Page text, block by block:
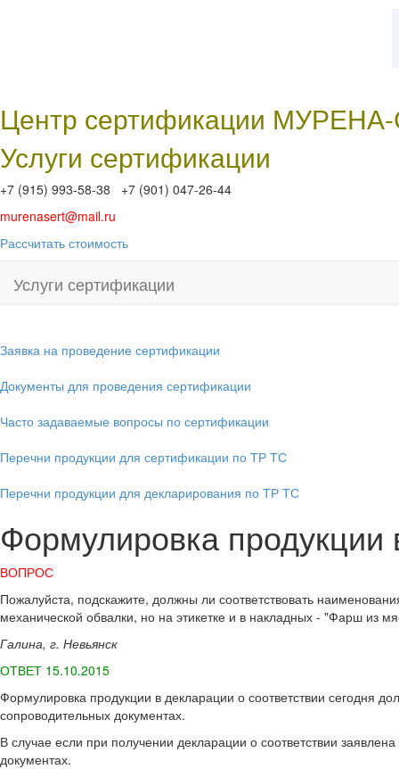
Центр сертификации
Услуги сертификации
+7 (915) 993-58-38 +7 (901) 047-26-44
murenasert@mail.ru
Рассчитать стоимость
Услуги сертификации
Заявка на проведение сертификации
Документы для проведения сертификации
Часто задаваемые вопросы по сертификации
Перечни продукции для сертификации по ТР ТС
Перечни продукции для декларирования по ТР ТС
Формулировка продукции
ВОПРОС
Пожалуйста, подскажите, должны ли соответствовать
механической обвалки, но на этикетке и в накладных - "Фарш из
Галина, г. Невьянск
ОТВЕТ 15.10.2015
Формулировка продукции в декларации о соответствии сегодня
сопроводительных документах.
В случае если при получении декларации о соответствии
документах.